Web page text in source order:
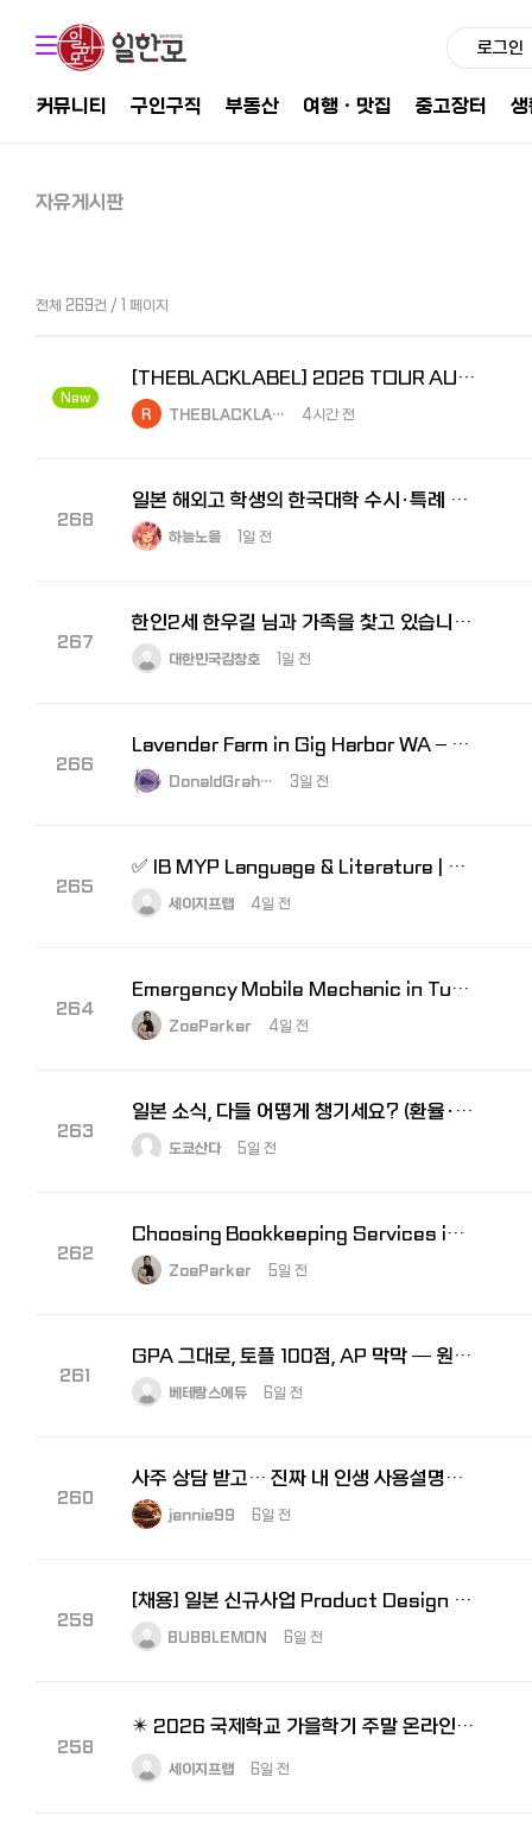
로그인
커뮤니티 구인구직 부동산 여행ㆍ맛집 중고장터
자유게시판
전체 269건 / 1 페이지
New
[THEBLACKLABEL] 2026 TOUR AUDITION PART2 개최
THEBLACKLA… 4시간 전
268
일본 해외고 학생의 한국대학 수시·특례 준비전략｜8/14 온라인 설명회
하늘노을 1일 전
267
한인2세 한우길 님과 가족을 찿고 있습니다. 도와주세요!
대한민국김창호 1일 전
266
Lavender Farm in Gig Harbor WA – A Peaceful Visit to Astrid'…
DonaldGrah… 3일 전
265
✅ IB MYP Language & Literature | Assessment 완벽 대비
세이지프랩 4일 전
264
Emergency Mobile Mechanic in Tucson AZ
ZoeParker 4일 전
263
일본 소식, 다들 어떻게 챙기세요? (환율·비자 등)
도쿄산다5일 전
262
Choosing Bookkeeping Services in Stafford VA for Small Busin…
ZoeParker 5일 전
261
GPA 그대로, 토플 100점, AP 막막 — 원인은 하나입니다
베테랑스에듀 6일 전
260
사주 상담 받고… 진짜 내 인생 사용설명서 받은 느낌이었어요
jennie99 6일 전
259
[채용] 일본 신규사업 Product Design Lead 모집｜도쿄 거주·일본어 가능자
BUBBLEMON 6일 전
258
✴️ 2026 국제학교 가을학기 주말 온라인 수업 개강 (Live on Zoom)
세이지프랩 6일 전